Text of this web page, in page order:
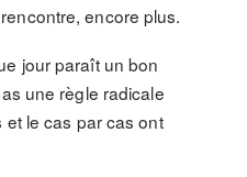
encore plus.
jour paraît un bon
une règle radicale
le cas par cas ont